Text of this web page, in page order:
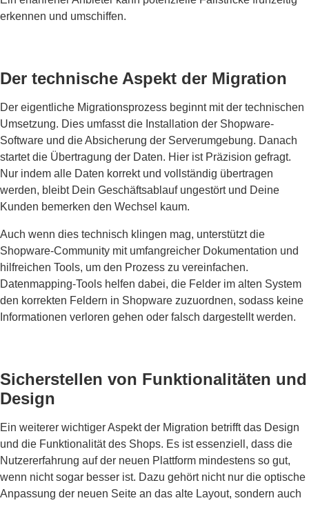
erkennen und umschiffen.
Der technische Aspekt der Migration
Der eigentliche Migrationsprozess beginnt mit der technischen
Umsetzung. Dies umfasst die Installation der Shopware-
Software und die Absicherung der Serverumgebung. Danach
startet die Übertragung der Daten. Hier ist Präzision gefragt.
Nur indem alle Daten korrekt und vollständig übertragen
werden, bleibt Dein Geschäftsablauf ungestört und Deine
Kunden bemerken den Wechsel kaum.
Auch wenn dies technisch klingen mag, unterstützt die
Shopware-Community mit umfangreicher Dokumentation und
hilfreichen Tools, um den Prozess zu vereinfachen.
Datenmapping-Tools helfen dabei, die Felder im alten System
den korrekten Feldern in Shopware zuzuordnen, sodass keine
Informationen verloren gehen oder falsch dargestellt werden.
Sicherstellen von Funktionalitäten und
Design
Ein weiterer wichtiger Aspekt der Migration betrifft das Design
und die Funktionalität des Shops. Es ist essenziell, dass die
Nutzererfahrung auf der neuen Plattform mindestens so gut,
wenn nicht sogar besser ist. Dazu gehört nicht nur die optische
Anpassung der neuen Seite an das alte Layout, sondern auch